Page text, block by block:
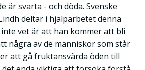
är svarta - och döda. Svenske
deltar i hjälparbetet denna
vet är att han kommer att bli
några av de människor som står
att gå fruktansvärda öden till